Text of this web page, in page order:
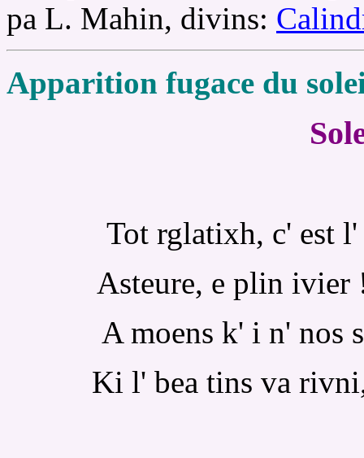
pa L. Mahin, divins:
Apparition fugace du
Tot rglatixh, c' est
Asteure, e plin ivier
A moens k' i n' nos
Ki l' bea tins va